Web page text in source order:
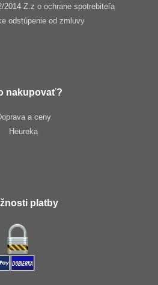
2014 Z.z o ochrane spotrebiteľa
odstúpenie od zmluvy
nakupovať?
a ceny
Heureka
platby